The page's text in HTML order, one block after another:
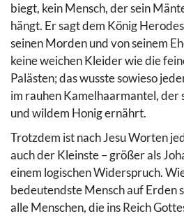
biegt, kein Mensch, der sein
hängt. Er sagt dem König
seinen Morden und von seinem
keine weichen Kleider wie die
Palästen; das wusste sowieso
im rauhen Kamelhaarmantel, der
und wildem Honig ernährt.
Trotzdem ist nach Jesu Worten
auch der Kleinste – größer als
einem logischen Widerspruch.
bedeutendste Mensch auf Erden
alle Menschen, die ins Reich